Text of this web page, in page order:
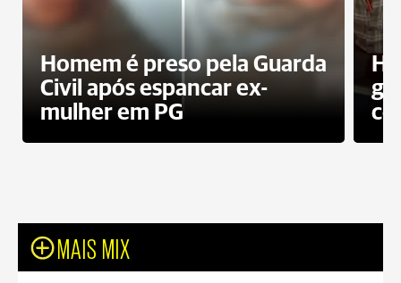
Homem é preso pela Guarda
Civil após espancar ex-
mulher em PG
MAIS MIX